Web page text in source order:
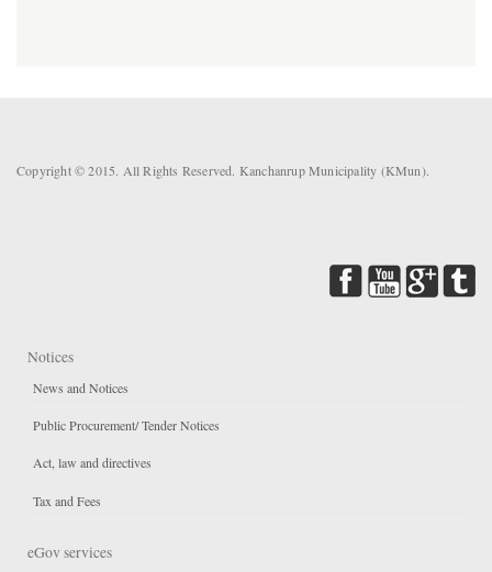
Copyright © 2015. All Rights Reserved. Kanchanrup Municipality (KMun).
Notices
News and Notices
Public Procurement/ Tender Notices
Act, law and directives
Tax and Fees
eGov services